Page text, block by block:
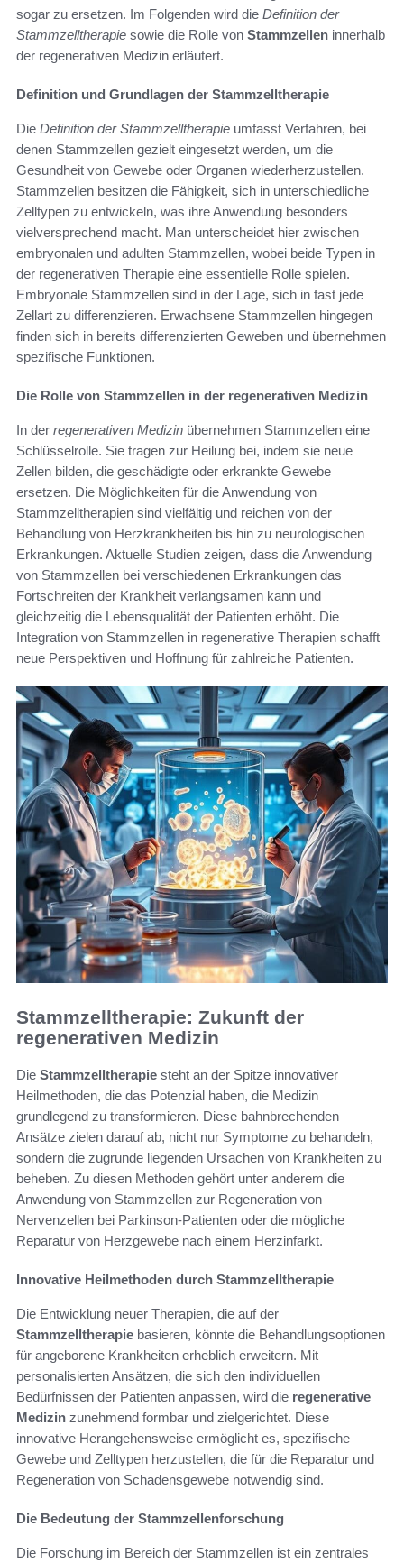
sogar zu ersetzen. Im Folgenden wird die Definition der
Stammzelltherapie sowie die Rolle von Stammzellen innerhalb
der regenerativen Medizin erläutert.
Definition und Grundlagen der Stammzelltherapie
Die Definition der Stammzelltherapie umfasst Verfahren, bei
denen Stammzellen gezielt eingesetzt werden, um die
Gesundheit von Gewebe oder Organen wiederherzustellen.
Stammzellen besitzen die Fähigkeit, sich in unterschiedliche
Zelltypen zu entwickeln, was ihre Anwendung besonders
vielversprechend macht. Man unterscheidet hier zwischen
embryonalen und adulten Stammzellen, wobei beide Typen in
der regenerativen Therapie eine essentielle Rolle spielen.
Embryonale Stammzellen sind in der Lage, sich in fast jede
Zellart zu differenzieren. Erwachsene Stammzellen hingegen
finden sich in bereits differenzierten Geweben und übernehmen
spezifische Funktionen.
Die Rolle von Stammzellen in der regenerativen Medizin
In der regenerativen Medizin übernehmen Stammzellen eine
Schlüsselrolle. Sie tragen zur Heilung bei, indem sie neue
Zellen bilden, die geschädigte oder erkrankte Gewebe
ersetzen. Die Möglichkeiten für die Anwendung von
Stammzelltherapien sind vielfältig und reichen von der
Behandlung von Herzkrankheiten bis hin zu neurologischen
Erkrankungen. Aktuelle Studien zeigen, dass die Anwendung
von Stammzellen bei verschiedenen Erkrankungen das
Fortschreiten der Krankheit verlangsamen kann und
gleichzeitig die Lebensqualität der Patienten erhöht. Die
Integration von Stammzellen in regenerative Therapien schafft
neue Perspektiven und Hoffnung für zahlreiche Patienten.
Stammzelltherapie: Zukunft der
regenerativen Medizin
Die Stammzelltherapie steht an der Spitze innovativer
Heilmethoden, die das Potenzial haben, die Medizin
grundlegend zu transformieren. Diese bahnbrechenden
Ansätze zielen darauf ab, nicht nur Symptome zu behandeln,
sondern die zugrunde liegenden Ursachen von Krankheiten zu
beheben. Zu diesen Methoden gehört unter anderem die
Anwendung von Stammzellen zur Regeneration von
Nervenzellen bei Parkinson-Patienten oder die mögliche
Reparatur von Herzgewebe nach einem Herzinfarkt.
Innovative Heilmethoden durch Stammzelltherapie
Die Entwicklung neuer Therapien, die auf der
Stammzelltherapie basieren, könnte die Behandlungsoptionen
für angeborene Krankheiten erheblich erweitern. Mit
personalisierten Ansätzen, die sich den individuellen
Bedürfnissen der Patienten anpassen, wird die regenerative
Medizin zunehmend formbar und zielgerichtet. Diese
innovative Herangehensweise ermöglicht es, spezifische
Gewebe und Zelltypen herzustellen, die für die Reparatur und
Regeneration von Schadensgewebe notwendig sind.
Die Bedeutung der Stammzellenforschung
Die Forschung im Bereich der Stammzellen ist ein zentrales